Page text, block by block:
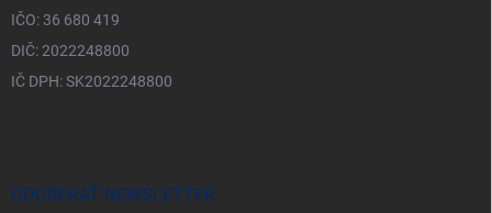
IČO: 36 680 419
DIČ: 2022248800
IČ DPH: SK2022248800
ODOBERAŤ NEWSLETTER